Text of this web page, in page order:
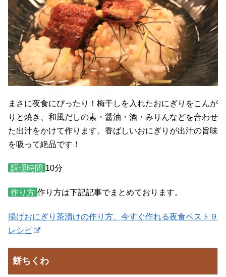
まさに夜食にぴったり！梅干しを入れたおにぎりをこんが
りと焼き、和風だしの素・醤油・酒・みりんなどを合わせ
た出汁をかけて作ります。香ばしいおにぎりが出汁の旨味
を吸って絶品です！
調理時間 10分
作り方 作り方は下記記事でまとめております。
揚げおにぎり茶漬けの作り方、今すぐ作れる夜食ベスト９
レシピ
餅ちくわ